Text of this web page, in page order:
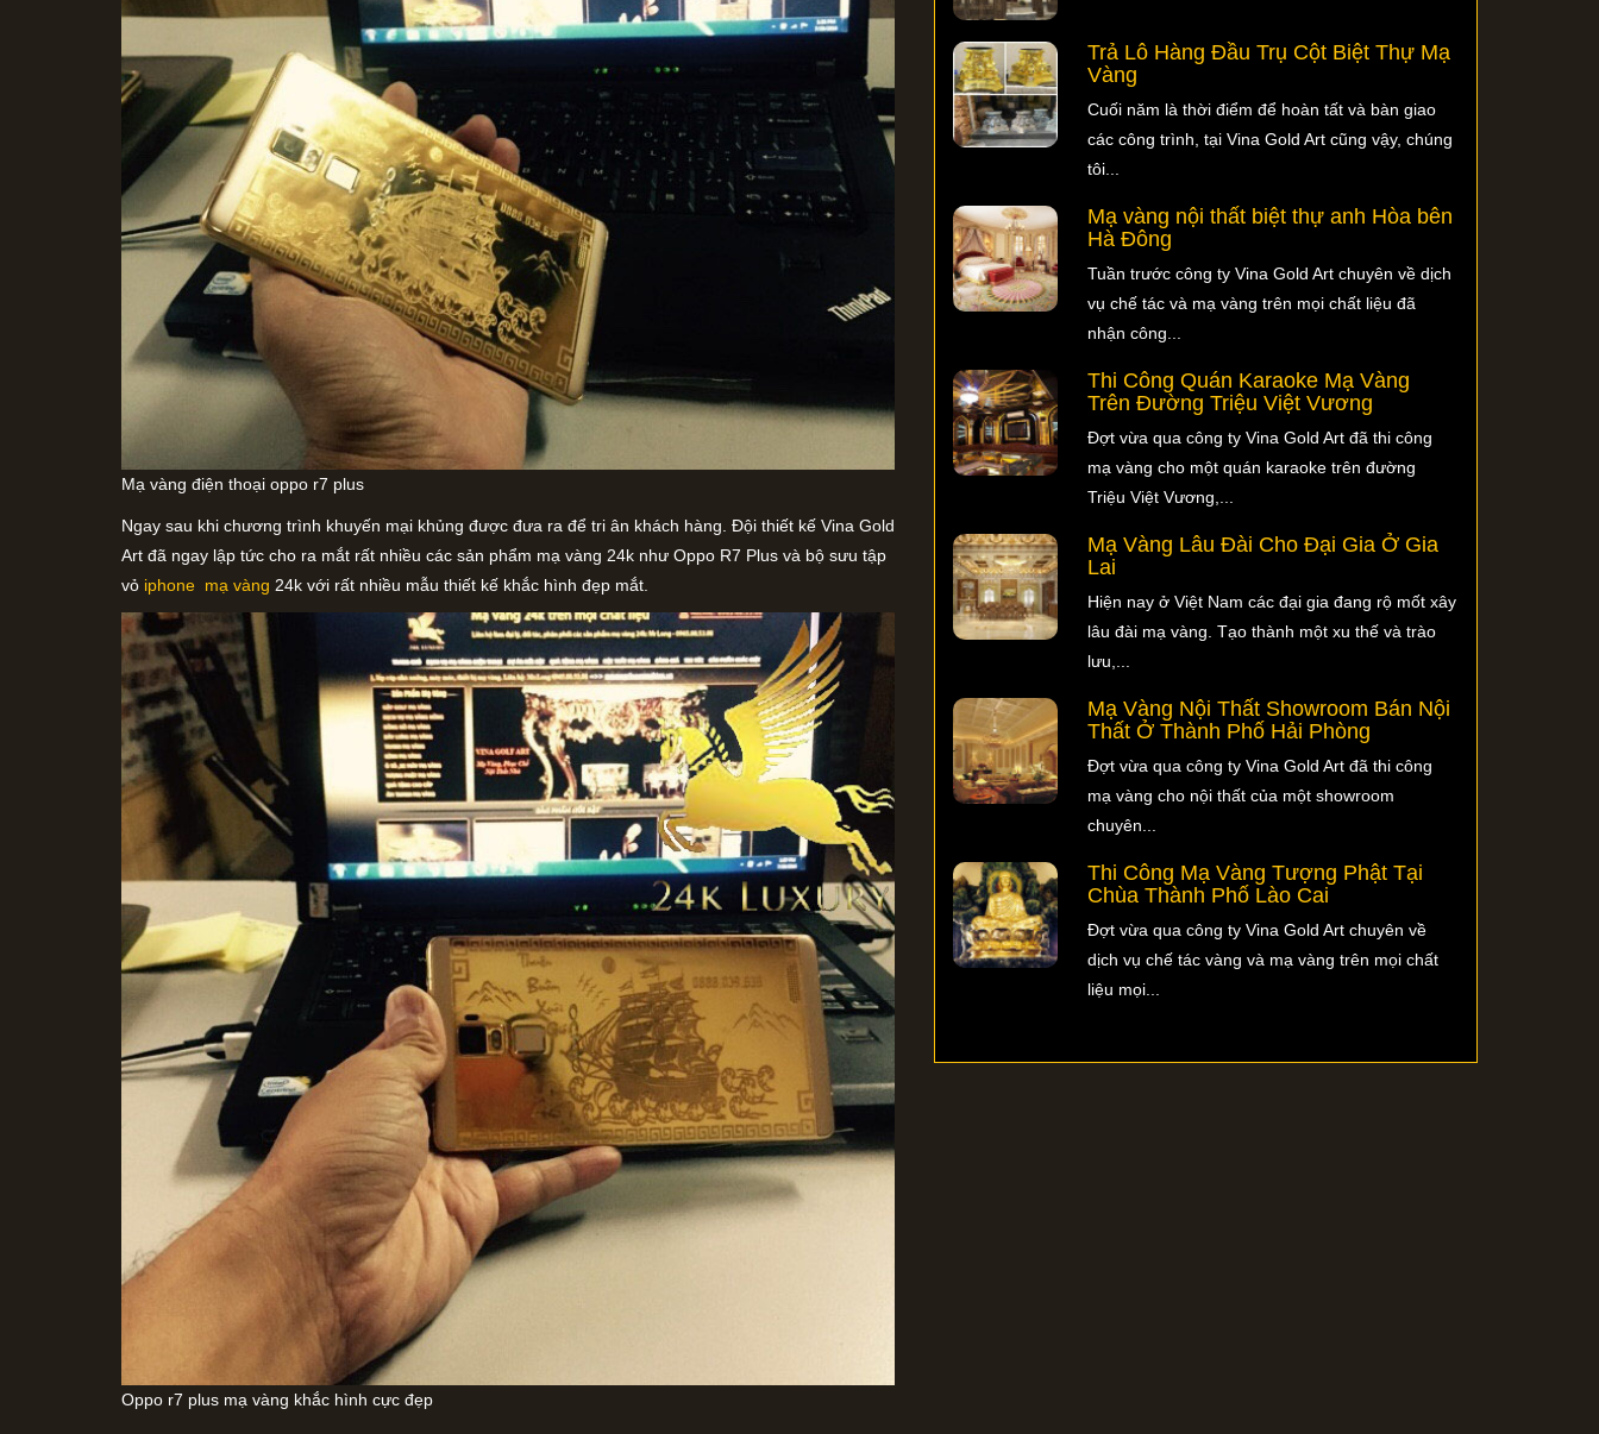
Mạ vàng điện thoại oppo r7 plus
Ngay sau khi chương trình khuyến mại khủng được đưa ra để tri ân khách hàng. Đội thiết kế Vina Gold
Art đã ngay lập tức cho ra mắt rất nhiều các sản phẩm mạ vàng 24k như Oppo R7 Plus và bộ sưu tập
vỏ iphone mạ vàng 24k với rất nhiều mẫu thiết kế khắc hình đẹp mắt.
Oppo r7 plus mạ vàng khắc hình cực đẹp
Trả Lô Hàng Đầu Trụ Cột Biệt Thự Mạ
Vàng
Cuối năm là thời điểm để hoàn tất và bàn giao
các công trình, tại Vina Gold Art cũng vậy, chúng
tôi...
Mạ vàng nội thất biệt thự anh Hòa bên
Hà Đông
Tuần trước công ty Vina Gold Art chuyên về dịch
vụ chế tác và mạ vàng trên mọi chất liệu đã
nhận công...
Thi Công Quán Karaoke Mạ Vàng
Trên Đường Triệu Việt Vương
Đợt vừa qua công ty Vina Gold Art đã thi công
mạ vàng cho một quán karaoke trên đường
Triệu Việt Vương,...
Mạ Vàng Lâu Đài Cho Đại Gia Ở Gia
Lai
Hiện nay ở Việt Nam các đại gia đang rộ mốt xây
lâu đài mạ vàng. Tạo thành một xu thế và trào
lưu,...
Mạ Vàng Nội Thất Showroom Bán Nội
Thất Ở Thành Phố Hải Phòng
Đợt vừa qua công ty Vina Gold Art đã thi công
mạ vàng cho nội thất của một showroom
chuyên...
Thi Công Mạ Vàng Tượng Phật Tại
Chùa Thành Phố Lào Cai
Đợt vừa qua công ty Vina Gold Art chuyên về
dịch vụ chế tác vàng và mạ vàng trên mọi chất
liệu mọi...